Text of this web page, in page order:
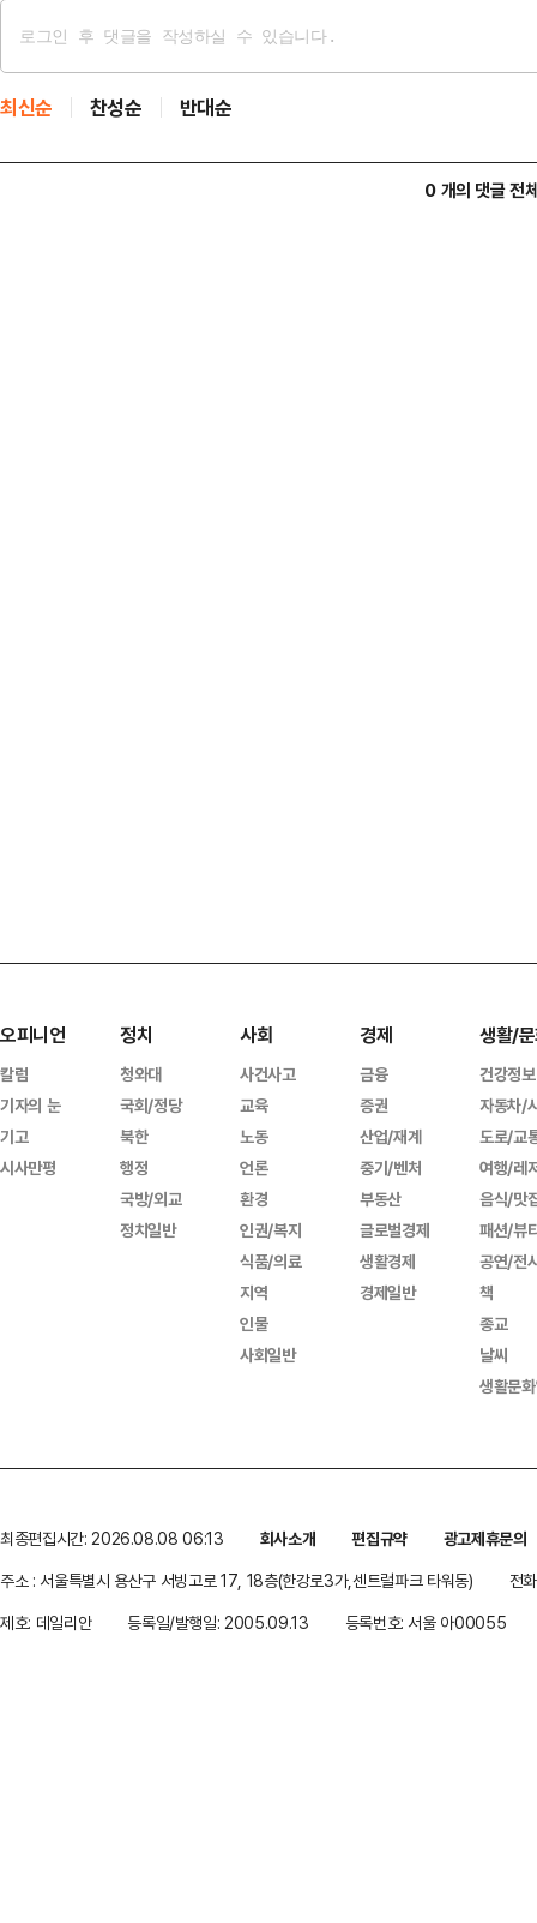
최신순 찬성순 반대순
0 개의 댓글 전
오피니언
칼럼
기자의 눈
기고
시사만평
정치
청와대
국회/정당
북한
행정
국방/외교
정치일반
사회
사건사고
교육
노동
언론
환경
인권/복지
식품/의료
지역
인물
사회일반
경제
금융
증권
산업/재계
중기/벤처
부동산
글로벌경제
생활경제
경제일반
생활/
건강정보
자동차/
도로/교
여행/레
음식/맛
패션/뷰
공연/전
책
종교
날씨
생활문
최종편집시간: 2026.08.08 06:13 회사소개 편집규약
광고제휴문의
주소 : 서울특별시 용산구 서빙고로 17, 18층(한강로3가,센트럴파크 타워동)
전
제호: 데일리안
등록일/발행일: 2005.09.13 등록번호: 서울 아00055